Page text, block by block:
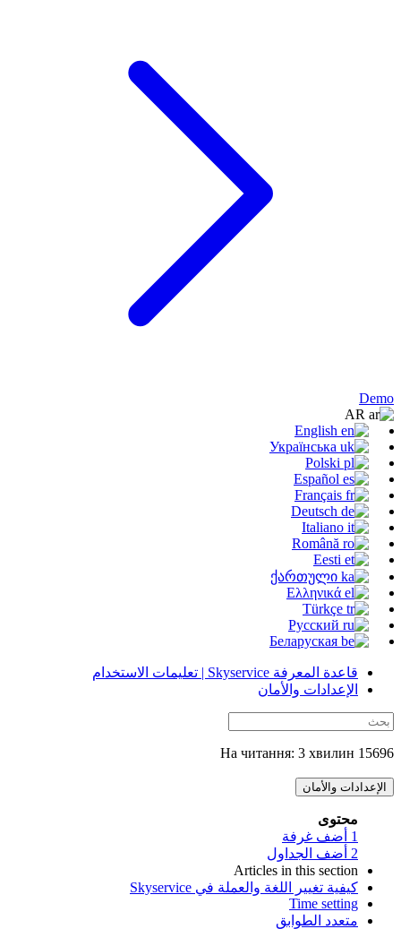
Demo
English
Українська
Polski
Español
Français
Deutsch
Italiano
Română
Eesti
ქართული
Ελληνικά
Türkçe
Русский
Беларуская
قاعدة المعرفة Skyservice | تعليمات الاستخدام
الإعدادات والأمان
15696 На читання: 3 хвилин
الإعدادات والأمان
محتوى
1 أضف غرفة
2 أضف الجداول
Articles in this section
كيفية تغيير اللغة والعملة في Skyservice
Time setting
متعدد الطوابق